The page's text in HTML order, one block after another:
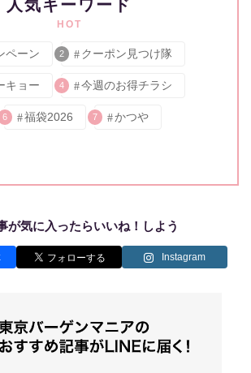
人気キーワード
HOT
ペーン 2 クーポン見つけ隊
キョー 4 今週のお得チラシ
6 福袋2026 7 かつや
が気に入ったらいいね！しよう
Instagram